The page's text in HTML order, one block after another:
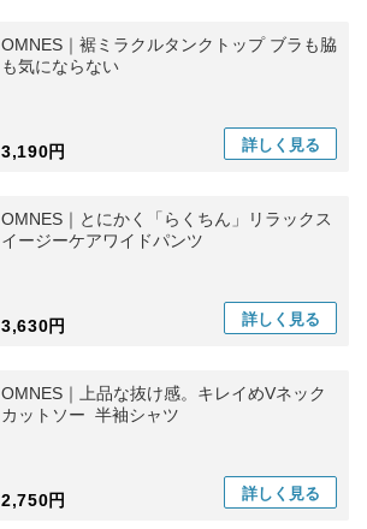
OMNES｜裾ミラクルタンクトップ ブラも脇
も気にならない
3,190円 詳しく 見る
OMNES｜とにかく「らくちん」リラックス
イージーケアワイドパンツ
3,630円 詳しく 見る
OMNES｜上品な抜け感。キレイめVネック
カットソー 半袖シャツ
2,750円 詳しく 見る